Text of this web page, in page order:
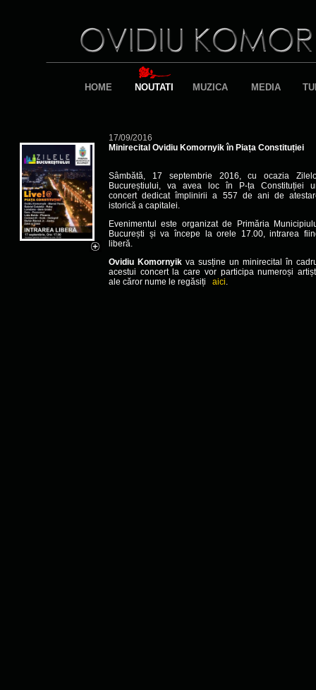
HOME NOUTATI MUZICA MEDIA
17/09/2016
Minirecital Ovidiu Komornyik în Piața Constituției
Sâmbătă, 17 septembrie 2016,cu ocazia
Bucureștiului, va avea loc în P-ța Constituției
concert dedicatîmplinirii a 557 de ani de
istorică a capitalei.
Evenimentul este organizat de Primăria
București și va începe la orele 17.00, intrarea
liberă.
Ovidiu Komornyik va susține un minirecital în
acestui concert la care vor participa numeroși
ale căror nume le regăsiți aici